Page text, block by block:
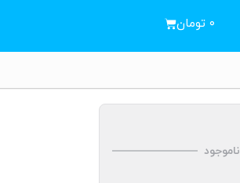
۰ تومان
ناموجود